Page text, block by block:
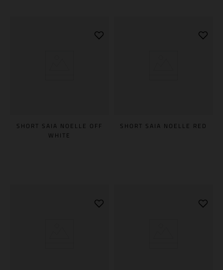
SHORT SAIA NOELLE OFF
WHITE
SHORT SAIA NOELLE RED